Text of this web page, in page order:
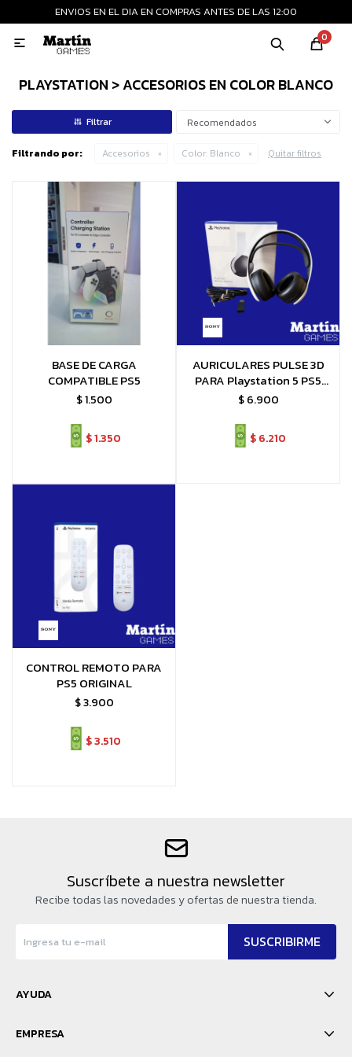
ENVIOS EN EL DIA EN COMPRAS ANTES DE LAS 12:00
0

PLAYSTATION > ACCESORIOS EN COLOR BLANCO
Recomendados
Filtrando por: Accesorios Color: Blanco Quitar filtros
BASE DE CARGA
COMPATIBLE PS5
$1.500
$1.350
AURICULARES PULSE 3D
PARA Playstation 5 PS5
ORIGINAL
$ 6.900
$ 6.210
CONTROL REMOTO PARA
PS5 ORIGINAL
$3.900
$3.510
Suscríbete a nuestra newsletter
Recibe todas las novedades y ofertas de nuestra tienda.
SUSCRIBIRME
AYUDA
EMPRESA
MI CUENTA
Consolas nuevas
Consolas recertificadas
Juegos
Accesorios